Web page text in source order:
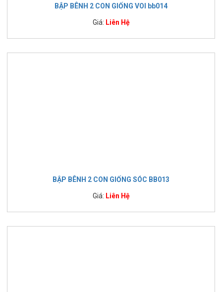
BẬP BÊNH 2 CON GIỐNG VOI bb014
Giá: Liên Hệ
BẬP BÊNH 2 CON GIỐNG SÓC BB013
Giá: Liên Hệ